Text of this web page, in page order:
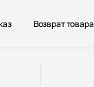
Возврат товара